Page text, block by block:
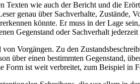
wie auch der Bericht und die
genau über Sachverhalte, Zustände,
könnte. Er muss in der Lage
Gegenstand oder Sachverhalt
Vorgängen. Zu den
über einen bestimmten Gegenstand,
ist weit verbreitet, zum Beispiel in